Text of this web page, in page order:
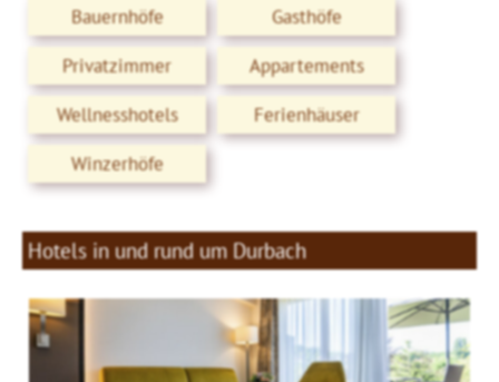
Bauernhöfe
Gasthöfe
Privatzimmer
Appartements
Wellnesshotels
Ferienhäuser
Winzerhöfe
Hotels in und rund um Durbach